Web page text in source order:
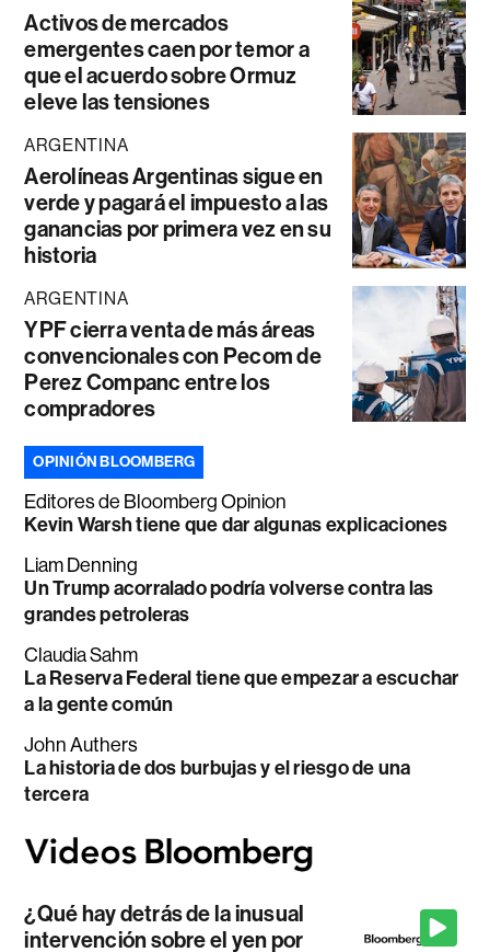
Activos de mercados
emergentes caen por temor a
que el acuerdo sobre Ormuz
eleve las tensiones
ARGENTINA
Aerolíneas Argentinas sigue en
verde y pagará el impuesto a las
ganancias por primera vez en su
historia
ARGENTINA
YPF cierra venta de más áreas
convencionales con Pecom de
Perez Companc entre los
compradores
OPINIÓN BLOOMBERG
Editores de Bloomberg Opinion
Kevin Warsh tiene que dar algunas explicaciones
Liam Denning
Un Trump acorralado podría volverse contra las
grandes petroleras
Claudia Sahm
La Reserva Federal tiene que empezar a escuchar
a la gente común
John Authers
La historia de dos burbujas y el riesgo de una
tercera
¿Qué hay detrás de la inusual
intervención sobre el yen por